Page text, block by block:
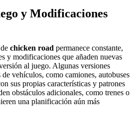
y Modificaciones
chicken road permanece constante,
y modificaciones que añaden nuevas
al juego. Algunas versiones
vehículos, como camiones, autobuses
sus propias características y patrones
obstáculos adicionales, como trenes o
una planificación aún más